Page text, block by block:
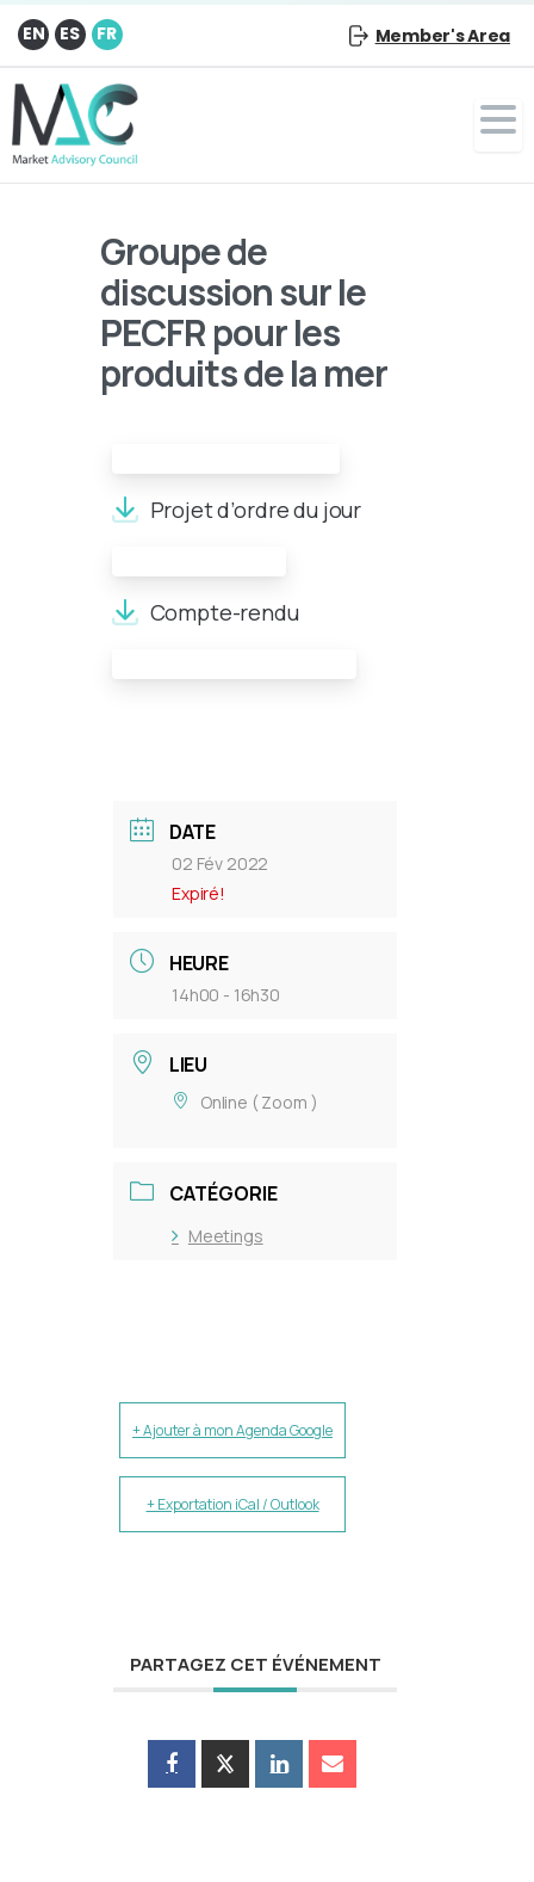
EN ES FR Member's Area
Groupe de
discussion sur le
PECFR pour les
produits de la mer
Projet d’ordre du jour
Compte-rendu
DATE
02 Fév 2022
Expiré!
HEURE
14h00 - 16h30
LIEU
Online ( Zoom )
CATÉGORIE
Meetings
+ Ajouter à mon Agenda Google
+ Exportation iCal / Outlook
PARTAGEZ CET ÉVÉNEMENT